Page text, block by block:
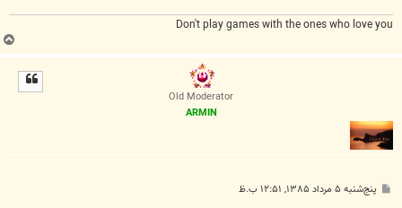
Don't play games with the ones who love you
ب
ا
Old Moderator
ARMIN
پ پنج‌شنبه ۵ مرداد ۱۳۸۵, ۱۲:۵۱ ب.ظ